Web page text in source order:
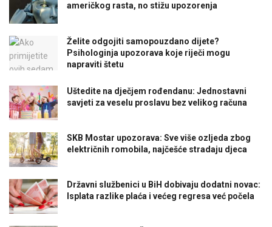
američkog rasta, no stižu upozorenja
Želite odgojiti samopouzdano dijete?
Psihologinja upozorava koje riječi mogu
napraviti štetu
Uštedite na dječjem rođendanu: Jednostavni
savjeti za veselu proslavu bez velikog računa
SKB Mostar upozorava: Sve više ozljeda zbog
električnih romobila, najčešće stradaju djeca
Državni službenici u BiH dobivaju dodatni novac:
Isplata razlike plaća i većeg regresa već počela